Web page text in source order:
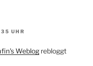
UHR
Weblog rebloggt